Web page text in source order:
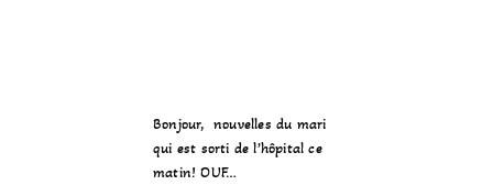
Bonjour, nouvelles du mari
qui est sorti de l’hôpital ce
matin! OUF…